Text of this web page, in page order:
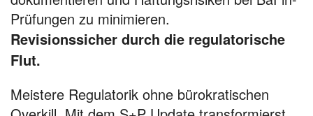
Prüfungen zu minimieren.
Revisionssicher durch die regulatorische
Flut.
Meistere Regulatorik ohne bürokratischen